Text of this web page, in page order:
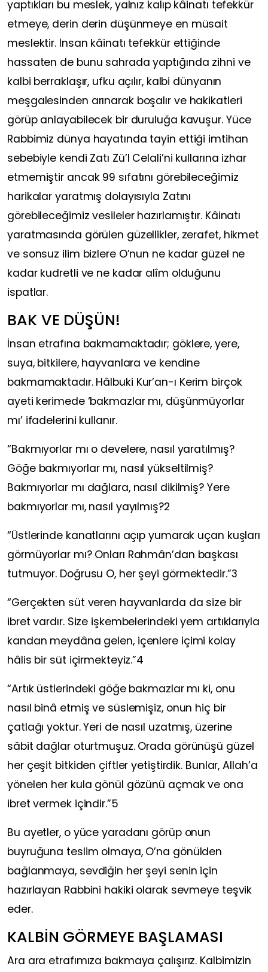
yaptıkları bu meslek, yalnız kalıp kâinatı tefekkür
etmeye, derin derin düşünmeye en müsait
meslektir. İnsan kâinatı tefekkür ettiğinde
hassaten de bunu sahrada yaptığında zihni ve
kalbi berraklaşır, ufku açılır, kalbi dünyanın
meşgalesinden arınarak boşalır ve hakikatleri
görüp anlayabilecek bir duruluğa kavuşur. Yüce
Rabbimiz dünya hayatında tayin ettiği imtihan
sebebiyle kendi Zatı Zü’l Celali’ni kullarına izhar
etmemiştir ancak 99 sıfatını görebileceğimiz
harikalar yaratmış dolayısıyla Zatını
görebileceğimiz vesileler hazırlamıştır. Kâinatı
yaratmasında görülen güzellikler, zerafet, hikmet
ve sonsuz ilim bizlere O’nun ne kadar güzel ne
kadar kudretli ve ne kadar alîm olduğunu
ispatlar.
BAK VE DÜŞÜN!
İnsan etrafına bakmamaktadır; göklere, yere,
suya, bitkilere, hayvanlara ve kendine
bakmamaktadır. Hâlbuki Kur’an-ı Kerim birçok
ayeti kerimede ‘bakmazlar mı, düşünmüyorlar
mı’ ifadelerini kullanır.
“Bakmıyorlar mı o develere, nasıl yaratılmış?
Göğe bakmıyorlar mı, nasıl yükseltilmiş?
Bakmıyorlar mı dağlara, nasıl dikilmiş? Yere
bakmıyorlar mı, nasıl yayılmış?2
“Üstlerinde kanatlarını açıp yumarak uçan kuşları
görmüyorlar mı? Onları Rahmân’dan başkası
tutmuyor. Doğrusu O, her şeyi görmektedir.”3
“Gerçekten süt veren hayvanlarda da size bir
ibret vardır. Size işkembelerindeki yem artıklarıyla
kandan meydâna gelen, içenlere içimi kolay
hâlis bir süt içirmekteyiz.”4
“Artık üstlerindeki göğe bakmazlar mı ki, onu
nasıl binâ etmiş ve süslemişiz, onun hiç bir
çatlağı yoktur. Yeri de nasıl uzatmış, üzerine
sâbit dağlar oturtmuşuz. Orada görünüşü güzel
her çeşit bitkiden çiftler yetiştirdik. Bunlar, Allah’a
yönelen her kula gönül gözünü açmak ve ona
ibret vermek içindir.”5
Bu ayetler, o yüce yaradanı görüp onun
buyruğuna teslim olmaya, O’na gönülden
bağlanmaya, sevdiğin her şeyi senin için
hazırlayan Rabbini hakiki olarak sevmeye teşvik
eder.
KALBİN GÖRMEYE BAŞLAMASI
Ara ara etrafımıza bakmaya çalışırız. Kalbimizin